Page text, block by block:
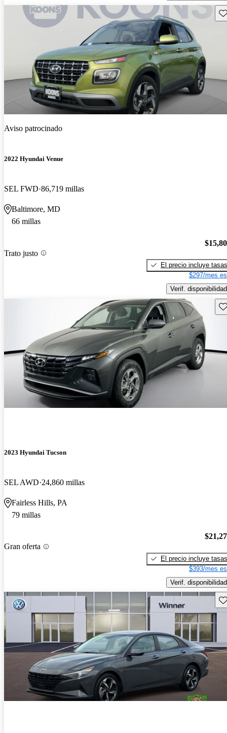
Aviso patrocinado
2022 Hyundai Venue
SEL FWD 86,719 millas
Baltimore, MD
66 millas
Trato justo
El precio incluye tasas
$297/mes
Verif. disponibilidad
2023 Hyundai Tucson
SEL AWD 24,860 millas
Fairless Hills, PA
79 millas
Gran oferta
El precio incluye tasas
$393/mes
Verif. disponibilidad